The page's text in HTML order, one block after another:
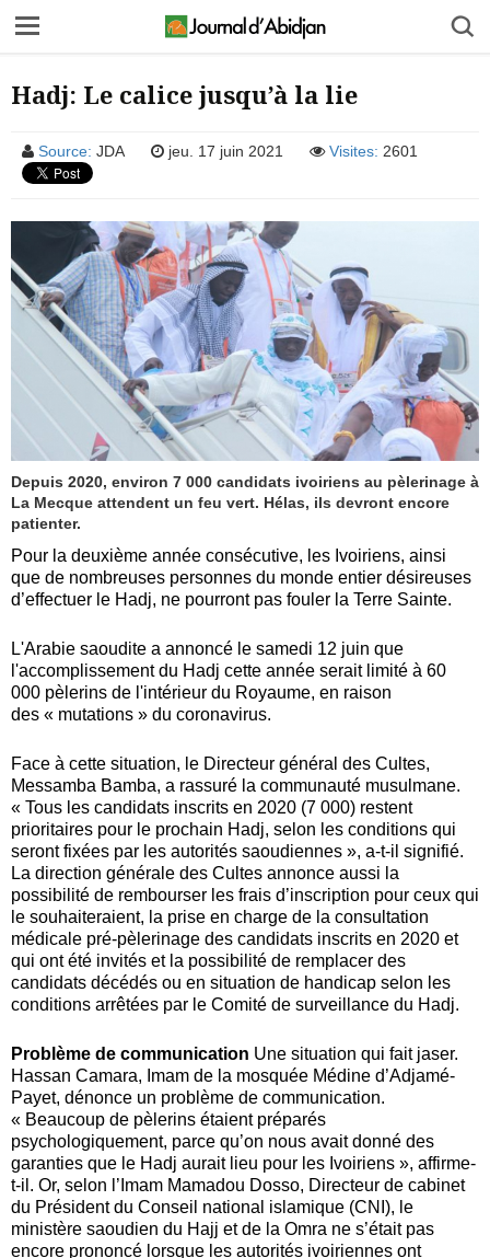
Hadj: Le calice jusqu’à la lie
Source: JDA jeu. 17 juin 2021 Visites: 2601
Depuis 2020, environ 7 000 candidats ivoiriens au pèlerinage à
La Mecque attendent un feu vert. Hélas, ils devront encore
patienter.
Pour la deuxième année consécutive, les Ivoiriens, ainsi
que de nombreuses personnes du monde entier désireuses
d’effectuer le Hadj, ne pourront pas fouler la Terre Sainte.
L'Arabie saoudite a annoncé e samedi 12 juin que
l'accomplissement du Hadj cette année seraitlimité à 60
000 pèlerins de l'intérieur du Royaume, en raison
des « mutations » du coronavirus.
Face à cette situation, le Directeur général des Cultes,
Messamba Bamba, a rassuré la communauté musulmane.
« Tous les candidats inscrits en 2020 (7 000) restent
prioritaires pour le prochain Hadj, selon les conditions qui
seront fixées par les autorités saoudiennes », a-t-il signifié.
La direction générale des Cultes annonce aussi la
possibilité de rembourser les frais d’inscription pour ceux qui
le souhaiteraient, la prise en charge de la consultation
médicale pré-pèlerinage des candidats inscrits en 2020 et
qui ont été invités etla possibilité de remplacer des
candidats décédés ou en situation de handicap selon les
conditions arrêtées par le Comité de surveillance du Hadj.
Problème de communication Une situation qui fait jaser.
Hassan Camara, mam de la mosquée Médine d’Adjamé-
Payet, dénonce un problème de communication.
« Beaucoup de pèlerins étaient préparés
psychologiquement, parce qu’on nous avait donné des
garanties que le Hadj aurait lieu pour les Ivoiriens », affirme-
t-il. Or, selon l’ mam Mamadou Dosso, Directeur de cabinet
du Président du Conseil national islamique (CNI), le
ministère saoudien du Hajj et de la Omra ne s’était pas
encore prononcé lorsque les autorités ivoiriennes ont